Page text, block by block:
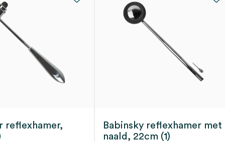
reflexhamer,
Babinsky reflexhamer met
naald, 22cm (1)